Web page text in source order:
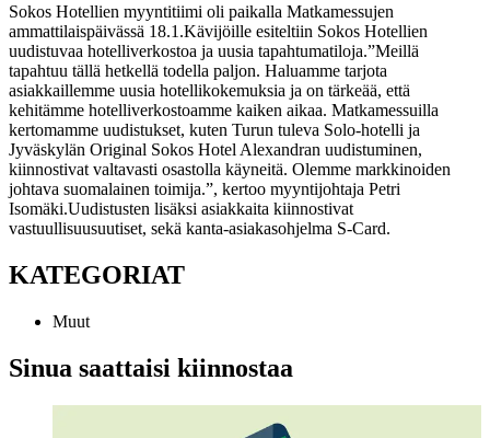
Sokos Hotellien myyntitiimi oli paikalla Matkamessujen
ammattilaispäivässä 18.1.Kävijöille esiteltiin Sokos Hotellien
uudistuvaa hotelliverkostoa ja uusia tapahtumatiloja.”Meillä
tapahtuu tällä hetkellä todella paljon. Haluamme tarjota
asiakkaillemme uusia hotellikokemuksia ja on tärkeää, että
kehitämme hotelliverkostoamme kaiken aikaa. Matkamessuilla
kertomamme uudistukset, kuten Turun tuleva Solo-hotelli ja
Jyväskylän Original Sokos Hotel Alexandran uudistuminen,
kiinnostivat valtavasti osastolla käyneitä. Olemme markkinoiden
johtava suomalainen toimija.”, kertoo myyntijohtaja Petri
Isomäki.Uudistusten lisäksi asiakkaita kiinnostivat
vastuullisuusuutiset, sekä kanta-asiakasohjelma S-Card.
KATEGORIAT
Muut
Sinua saattaisi kiinnostaa